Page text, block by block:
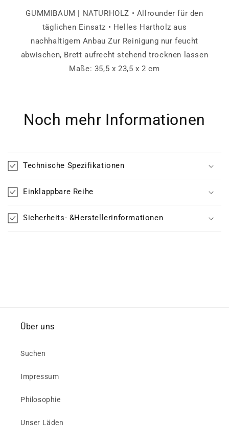
GUMMIBAUM | NATURHOLZ • Allrounder für den
täglichen Einsatz • Helles Hartholz aus
nachhaltigem Anbau Zur Reinigung nur feucht
abwischen, Brett aufrecht stehend trocknen lassen
Maße: 35,5 x 23,5 x 2 cm
Noch mehr Informationen
Technische Spezifikationen
Einklappbare Reihe
Sicherheits- &Herstellerinformationen
Über uns
Suchen
Impressum
Philosophie
Unser Läden